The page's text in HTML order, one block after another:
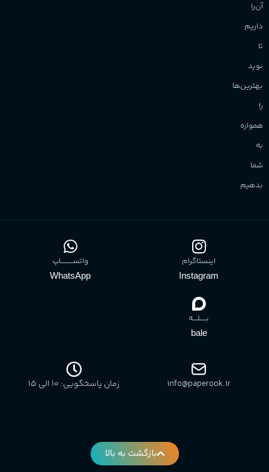
آن‌را
داریم
تا
نوید
بهترین‌ها
را
همواره
به
شما
بدهیم
اینستاگرام
Instagram
واتســــــــــاپ
WhatsApp
بـــــلــــه
bale
info@paperook.ir زمان پاسخگویی: 10 الی ۱5
بازگشت به بالا